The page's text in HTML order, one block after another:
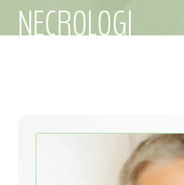
NECROLOGI